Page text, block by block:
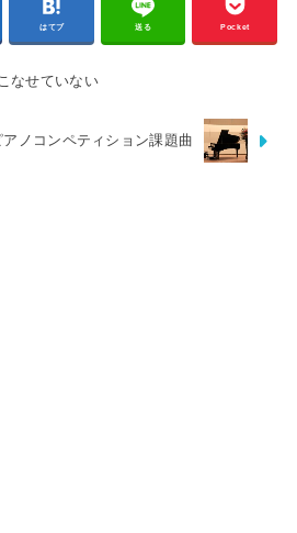
はてブ 送る Pocket
なせていない
ノコンペティション課題曲